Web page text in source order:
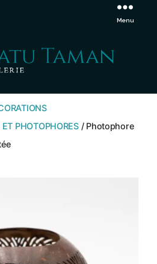
extérieurs et intérieurs Ignorer
TAMAN
Menu
ET PHOTOPHORES/ Photophore